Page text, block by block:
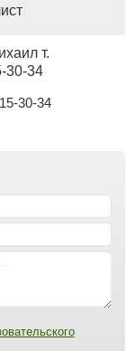
т.
30-34
30-34